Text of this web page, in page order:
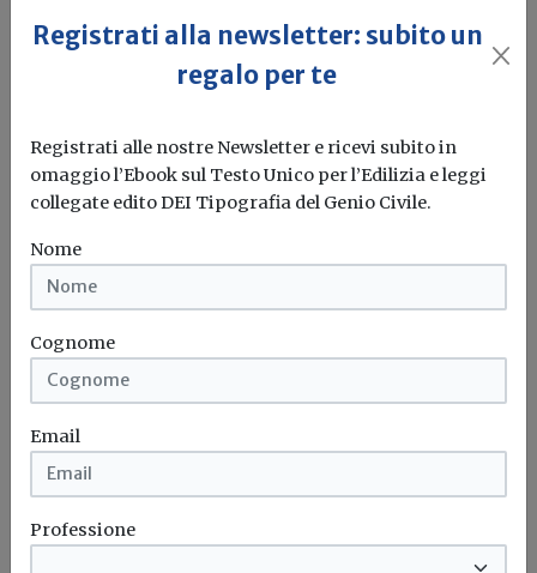
Vulnerabilità sismica scuole in zone 1 e
2, online la graduatoria dei Comuni
beneficiari dei contributi
Redazione Build News
L'Anci chiede lo slittamento del termine del 31 agosto per
l’effettuazione delle...
Registrati alla newsletter: subito un
regalo per te
Registrati alle nostre Newsletter e ricevi subito in
omaggio l’Ebook sul Testo Unico per l’Edilizia e leggi
collegate edito DEI Tipografia del Genio Civile.
Nome
Cognome
Email
Professione